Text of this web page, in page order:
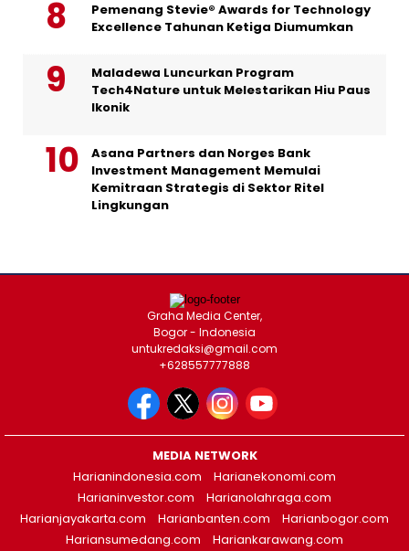
Pemenang Stevie® Awards for Technology
Excellence Tahunan Ketiga Diumumkan
Maladewa Luncurkan Program
Tech4Nature untuk Melestarikan Hiu Paus
Ikonik
Asana Partners dan Norges Bank
Investment Management Memulai
Kemitraan Strategis di Sektor Ritel
Lingkungan
Graha Media Center,
Bogor - Indonesia
untukredaksi@gmail.com
+628557777888
MEDIA NETWORK
Harianindonesia.com
Harianekonomi.com
Harianinvestor.com
Harianolahraga.com
Harianjayakarta.com
Harianbanten.com
Harianbogor.com
Hariansumedang.com
Hariankarawang.com